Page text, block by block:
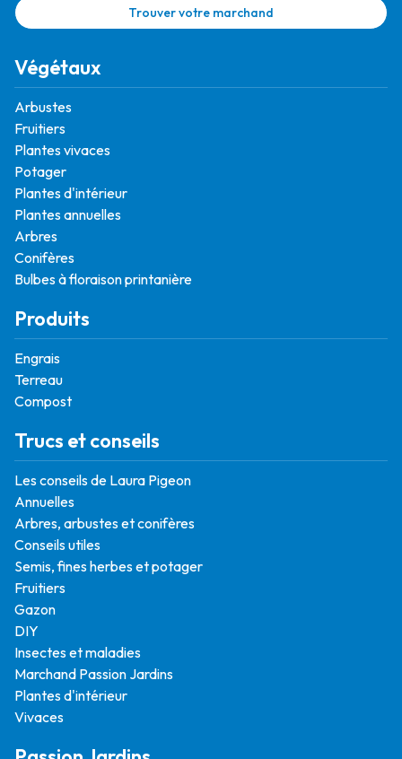
Trouver votre marchand
Végétaux
Arbustes
Fruitiers
Plantes vivaces
Potager
Plantes d'intérieur
Plantes annuelles
Arbres
Conifères
Bulbes à floraison printanière
Produits
Engrais
Terreau
Compost
Trucs et conseils
Les conseils de Laura Pigeon
Annuelles
Arbres, arbustes et conifères
Conseils utiles
Semis, fines herbes et potager
Fruitiers
Gazon
DIY
Insectes et maladies
Marchand Passion Jardins
Plantes d'intérieur
Vivaces